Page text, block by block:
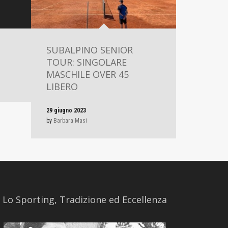
SUBALPINO SENIOR
TOUR: SINGOLARE
MASCHILE OVER 45
LIBERO
29 giugno 2023
by Barbara Masi
​Lo Sporting, Tradizione ed Eccellenza